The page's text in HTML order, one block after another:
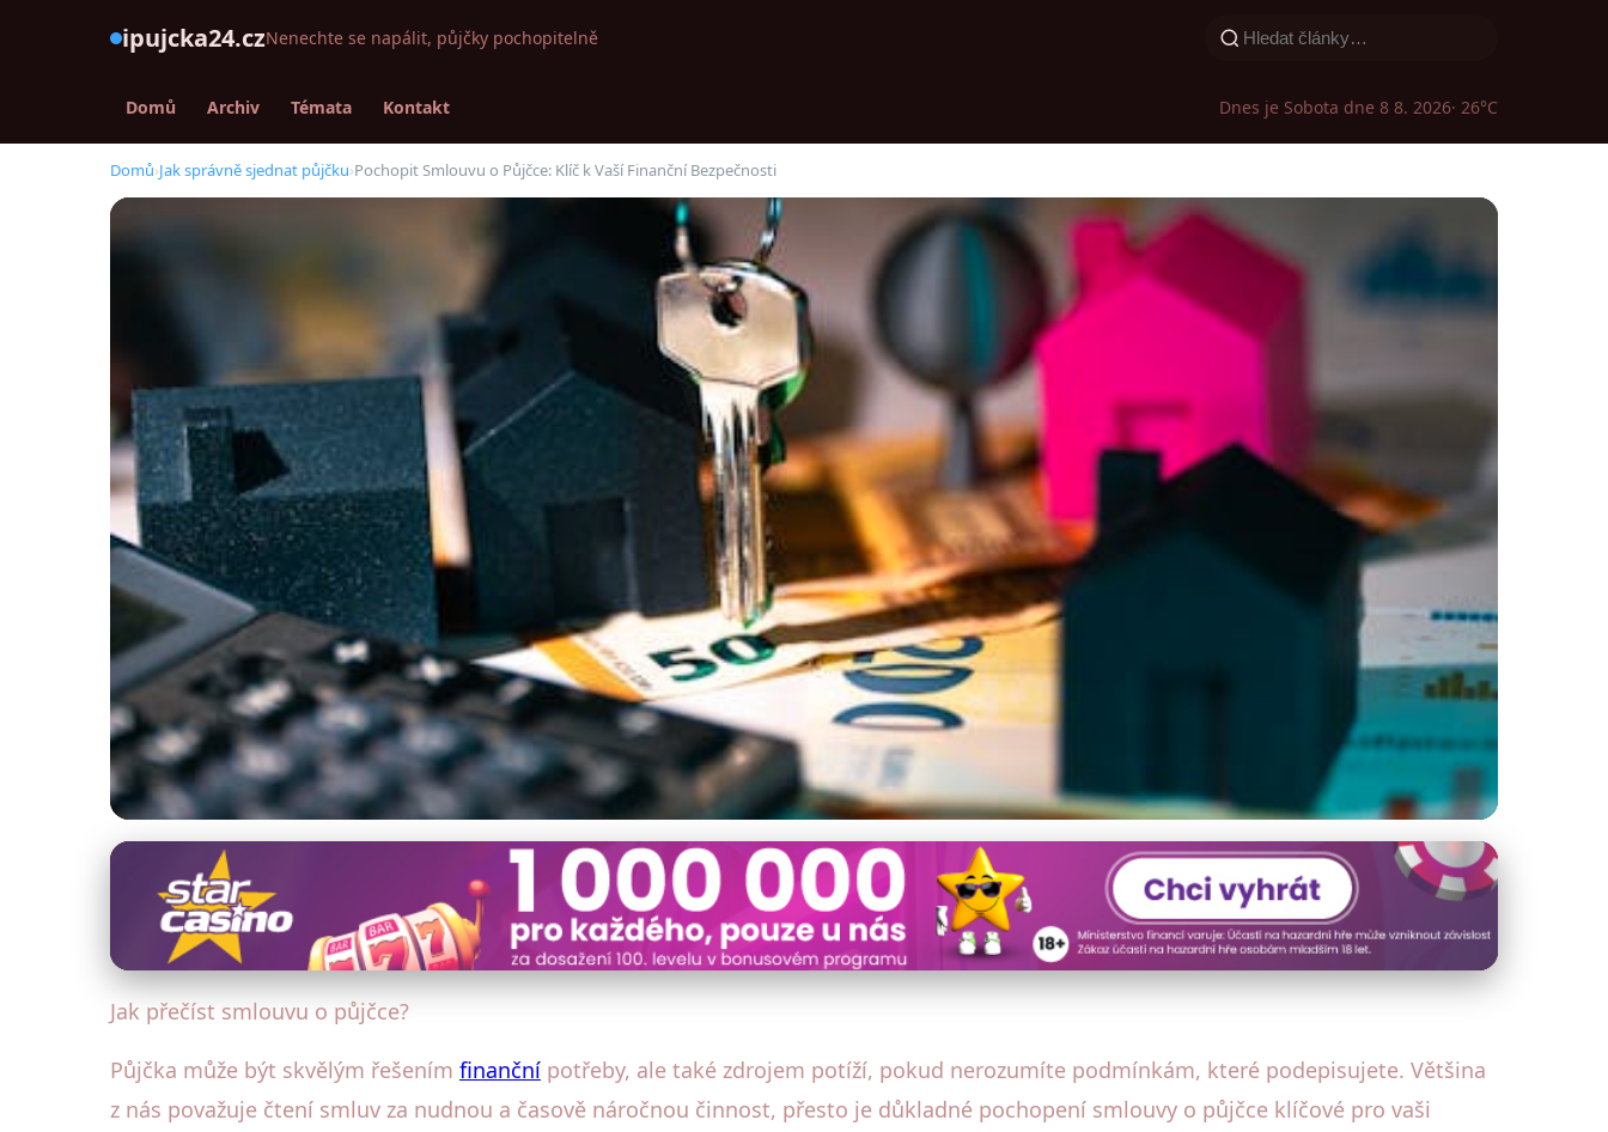
ipujcka24.czNenechte se napálit, půjčky pochopitelně
Domů Archiv Témata Kontakt Dnes je Sobota dne 8 8. 2026· 26°C
Domů›Jak správně sjednat půjčku›Pochopit Smlouvu o Půjčce: Klíč k Vaší Finanční Bezpečnosti
Jak správně sjednat půjčku
Pochopit Smlouvu o Půjčce: Klíč k Vaší Finanční Bezpečnosti
14. 10. 2025· 4 min čtení · Autor: Michal Hruška
Jak přečíst smlouvu o půjčce?
Půjčka může být skvělým řešením finanční potřeby, ale také zdrojem potíží, pokud nerozumíte podmínkám, které podepisujete. Většina
z nás považuje čtení smluv za nudnou a časově náročnou činnost, přesto je důkladné pochopení smlouvy o půjčce klíčové pro vaši